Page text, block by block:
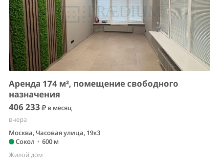
Аренда 174 м², помещение свободного
назначения
406 233
в месяц
вчера
Москва, Часовая улица, 19к3
Сокол • 600 м
Жилой дом